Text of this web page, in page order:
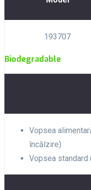
193707
Biodegradable
Vopsea
încălzire)
Vopsea standard